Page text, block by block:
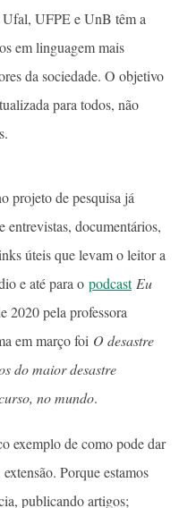
Ufal, UFPE e UnB têm a
em linguagem mais
da sociedade. O objetivo
para todos, não
projeto de pesquisa já
entrevistas, documentários,
úteis que levam o leitor a
e até para o podcast Eu
2020 pela professora
em março foi O desastre
do maior desastre
no mundo.
exemplo de como pode dar
Porque estamos
publicando artigos;